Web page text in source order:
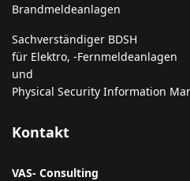
Brandmeldeanlagen
Sachverständiger BDSH
für Elektro, -Fernmeldeanlagen
und
Physical Security Information
Kontakt
VAS- Consulting